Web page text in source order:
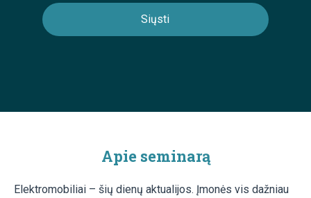
Apie seminarą
Elektromobiliai – šių dienų aktualijos. Įmonės vis dažniau